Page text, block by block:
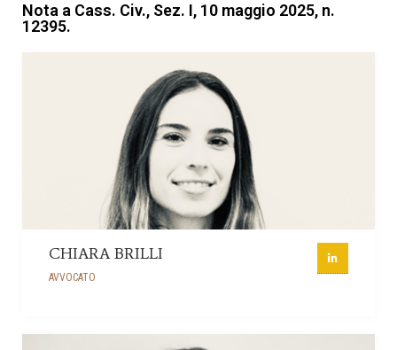
Nota a Cass. Civ., Sez. I, 10 maggio 2025, n.
12395.
CHIARA BRILLI
AVVOCATO